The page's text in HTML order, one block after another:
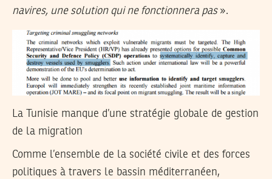
navires, une solution qui ne fonctionnera pas».
La Tunisie manque d’une stratégie globale de gestion
de la migration
Comme l’ensemble de la société civile et des forces
politiques à travers le bassin méditerranéen,